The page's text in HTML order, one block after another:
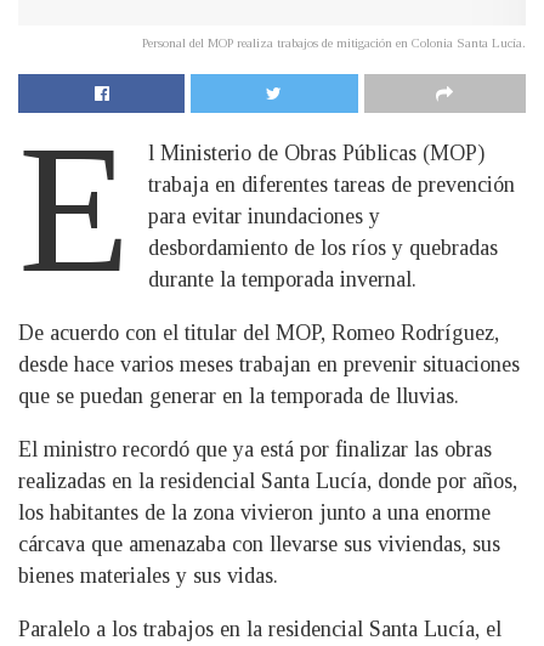
Personal del MOP realiza trabajos de mitigación en Colonia Santa Lucía.
E
l Ministerio de Obras Públicas (MOP)
trabaja en diferentes tareas de prevención
para evitar inundaciones y
desbordamiento de los ríos y quebradas
durante la temporada invernal.
De acuerdo con el titular del MOP, Romeo Rodríguez,
desde hace varios meses trabajan en prevenir situaciones
que se puedan generar en la temporada de lluvias.
El ministro recordó que ya está por finalizar las obras
realizadas en la residencial Santa Lucía, donde por años,
los habitantes de la zona vivieron junto a una enorme
cárcava que amenazaba con llevarse sus viviendas, sus
bienes materiales y sus vidas.
Paralelo a los trabajos en la residencial Santa Lucía, el